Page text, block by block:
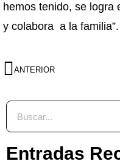
hemos tenido, se logra
y colabora a la familia”.
ANTERIOR
Entradas